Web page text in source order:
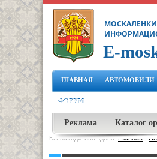
МОСКАЛЕНКИ
E-
ГЛАВНАЯ АВТОМОБИЛИ
ФОРУМ
Реклама Каталог
Вы находитесь здесь:Главная-